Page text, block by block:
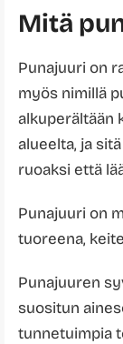
Mitä
Punajuuri on
myös nimillä
alkuperältään
alueelta, ja
ruoaksi että
Punajuuri on
tuoreena,
Punajuuren
suositun
tunnetuimpia